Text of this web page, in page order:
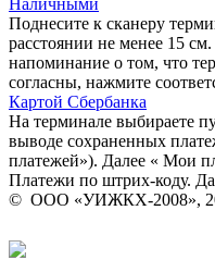
Поднесите к сканеру
расстоянии не менее 15
напоминание о том, что
согласны, нажмите
Картой Сбербанка
На терминале выбираете
выводе сохраненных
платежей»). Далее « Мои
Платежи по штрих-коду.
© ООО